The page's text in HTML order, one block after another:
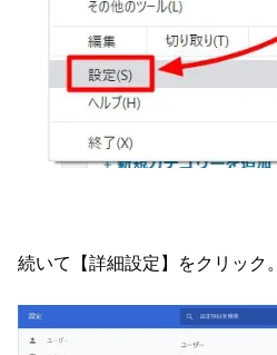
続いて【詳細設定】をクリック。